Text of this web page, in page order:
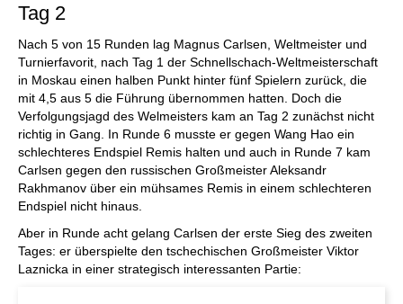
Tag 2
Nach 5 von 15 Runden lag Magnus Carlsen, Weltmeister und
Turnierfavorit, nach Tag 1 der Schnellschach-Weltmeisterschaft
in Moskau einen halben Punkt hinter fünf Spielern zurück, die
mit 4,5 aus 5 die Führung übernommen hatten. Doch die
Verfolgungsjagd des Welmeisters kam an Tag 2 zunächst nicht
richtig in Gang. In Runde 6 musste er gegen Wang Hao ein
schlechteres Endspiel Remis halten und auch in Runde 7 kam
Carlsen gegen den russischen Großmeister Aleksandr
Rakhmanov über ein mühsames Remis in einem schlechteren
Endspiel nicht hinaus.
Aber in Runde acht gelang Carlsen der erste Sieg des zweiten
Tages: er überspielte den tschechischen Großmeister Viktor
Laznicka in einer strategisch interessanten Partie: